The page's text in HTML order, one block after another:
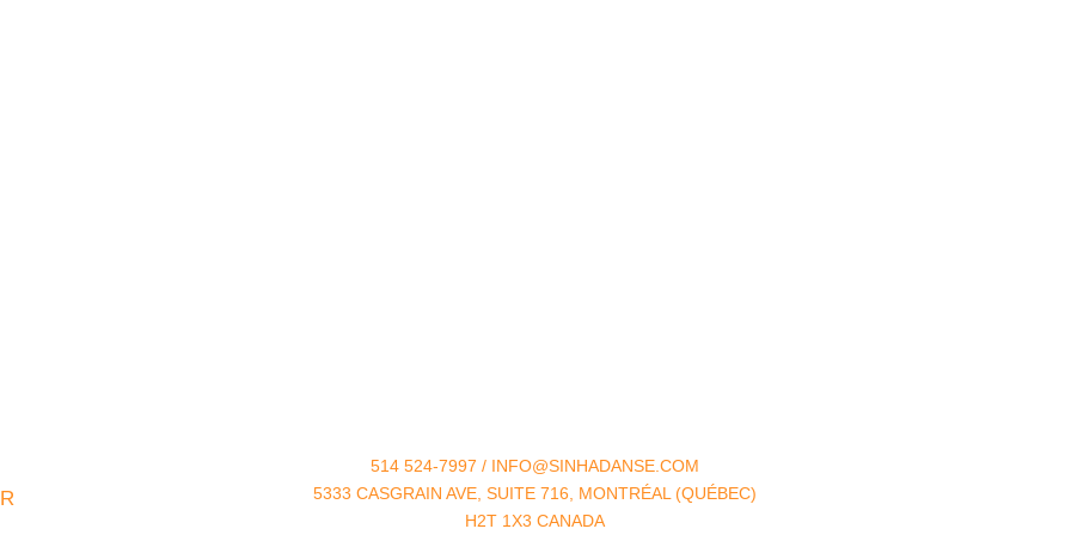
514 524-7997 / INFO@SINHADANSE.COM
5333 CASGRAIN AVE, SUITE 716, MONTRÉAL (QUÉBEC)
H2T 1X3 CANADA